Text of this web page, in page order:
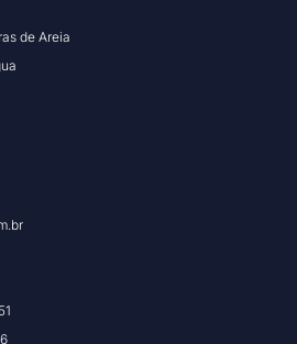
de Areia